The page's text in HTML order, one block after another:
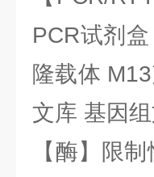
PCR试剂
隆载体
文库 基因
【酶】限